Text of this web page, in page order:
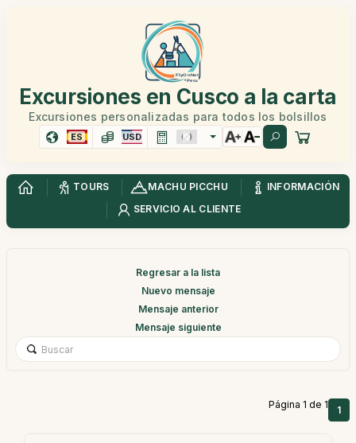
Excursiones en Cusco a la carta
Excursiones personalizadas para todos los bolsillos
ES USD
TOURS MACHU PICCHU
INFORMACIÓN
SERVICIO AL CLIENTE
Regresar a la lista
Nuevo mensaje
Mensaje anterior
Mensaje siguiente
Página 1 de 1 1